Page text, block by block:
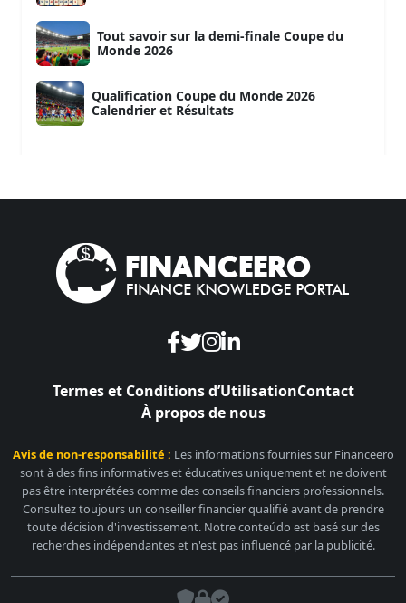
Tout savoir sur la demi-finale Coupe du
Monde 2026
Qualification Coupe du Monde 2026
Calendrier et Résultats
Termes et Conditions d’UtilisationContact
À propos de nous
Avis de non-responsabilité : Les informations fournies sur Financeero
sont à des fins informatives et éducatives uniquement et ne doivent
pas être interprétées comme des conseils financiers professionnels.
Consultez toujours un conseiller financier qualifié avant de prendre
toute décision d'investissement. Notre conteúdo est basé sur des
recherches indépendantes et n'est pas influencé par la publicité.